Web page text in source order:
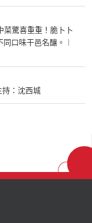
菜驚喜重重！脆卜卜
口味干邑名釀。︱
持：沈西城